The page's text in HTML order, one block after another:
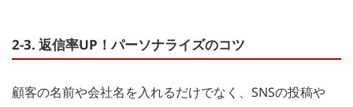
2-3. 返信率UP！パーソナライズのコツ
顧客の名前や会社名を入れるだけでなく、SNSの投稿や